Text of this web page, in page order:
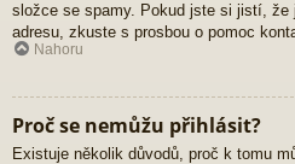
složce se spamy. Pokud jste si jistí, že
adresu, zkuste s prosbou o pomoc
Nahoru
Proč se nemůžu přihlásit?
Existuje několik důvodů, proč k tomu